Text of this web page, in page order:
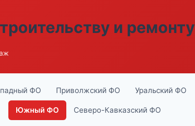
и ремонту
ФО Приволжский ФО Уральский ФО
Южный ФО Северо-Кавказский ФО